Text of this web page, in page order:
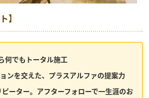
】
何でもトータル施工
ンを交えた、プラスアルファの提案力
ーター。アフターフォローで一生涯のお